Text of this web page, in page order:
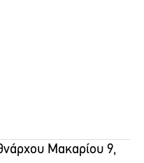
Μακαρίου 9,